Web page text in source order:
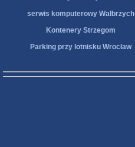
serwis komputerowy Wałbrzych
Kontenery Strzegom
Parking przy lotnisku Wrocław